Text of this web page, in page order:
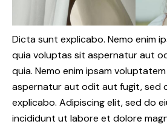
Dicta sunt explicabo. Nemo enim
quia voluptas sit aspernatur aut
quia. Nemo enim ipsam
aspernatur aut odit aut fugit, sed
explicabo. Adipiscing elit, sed do
incididunt ut labore et dolore